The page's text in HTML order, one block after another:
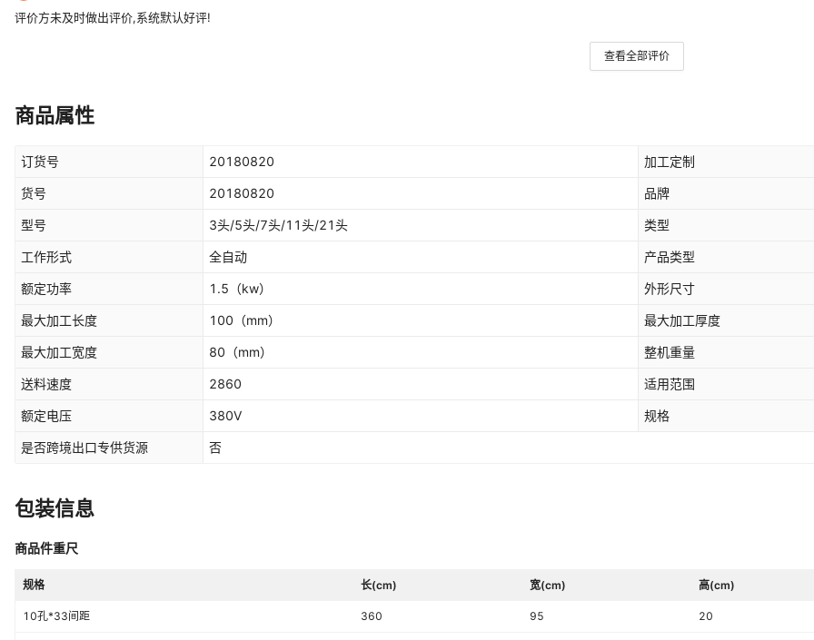
评价方未及时做出评价,系统默认好评!
查看全部评价
商品属性
订货号 20180820 加工定制
货号 20180820 品牌
型号 3头/5头/7头/11头/21头 类型
工作形式 全自动 产品类型
额定功率 1.5 （kw） 外形尺寸
最大加工长度 100 （mm） 最大加工厚度
最大加工宽度 80 （mm） 整机重量
送料速度 2860 适用范围
额定电压 380V 规格
是否跨境出口专供货源 否
包装信息
商品件重尺
规格 长(cm) 宽(cm) 高(cm)
10孔*33间距 360 95 20